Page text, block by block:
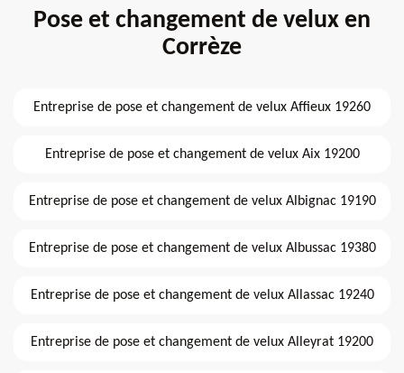
Pose et changement de velux en
Corrèze
Entreprise de pose et changement de velux Affieux 19260
Entreprise de pose et changement de velux Aix 19200
Entreprise de pose et changement de velux Albignac 19190
Entreprise de pose et changement de velux Albussac 19380
Entreprise de pose et changement de velux Allassac 19240
Entreprise de pose et changement de velux Alleyrat 19200